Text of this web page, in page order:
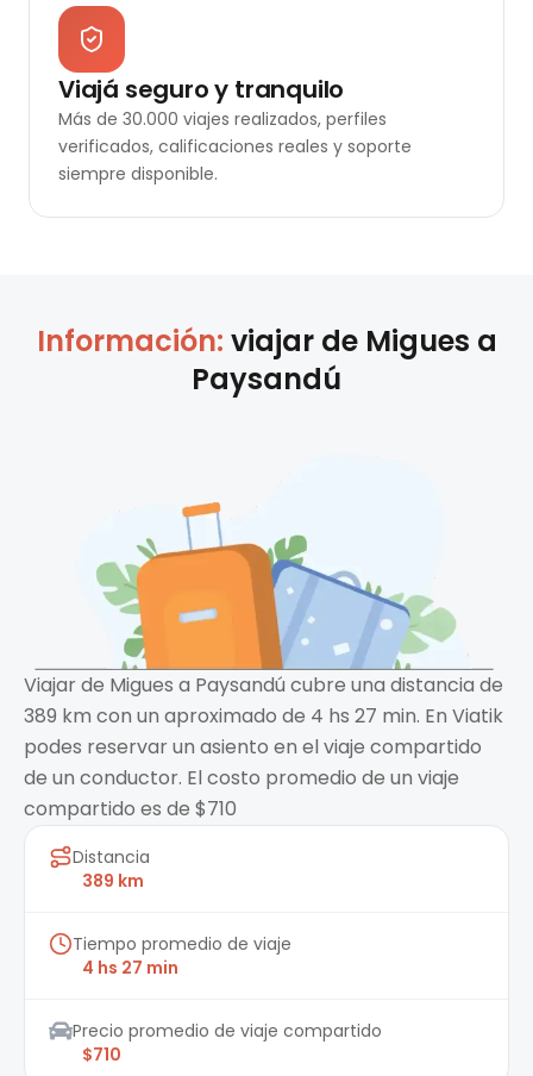
Viajá seguro y tranquilo
Más de 30.000 viajes realizados, perfiles
verificados, calificaciones reales y soporte
siempre disponible.
Información: viajar de Migues a
Paysandú
Viajar de Migues a Paysandú cubre una distancia de
389 km con un aproximado de 4 hs 27 min. En Viatik
podes reservar un asiento en el viaje compartido
de un conductor. El costo promedio de un viaje
compartido es de $710
Distancia
389 km
Tiempo promedio de viaje
4 hs 27 min
Precio promedio de viaje compartido
$710